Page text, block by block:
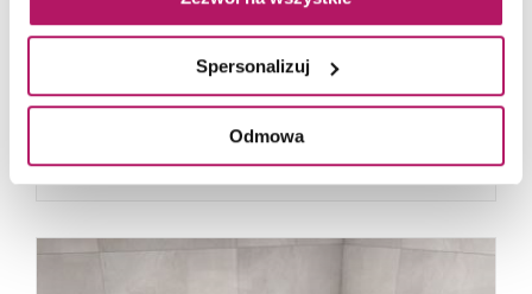
Spersonalizuj
Odmowa
Umywalki ceramiczne o uniwersalnych
możliwościach. Możemy montować je na ścianie,
na szafce lub blacie łazienkowym. Umywalki